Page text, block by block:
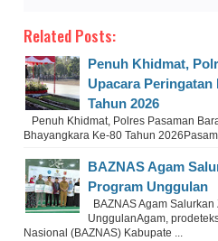
Related Posts:
Penuh Khidmat,
Upacara Peringatan
Tahun 2026
Penuh Khidmat, Polres Pasaman
Bhayangkara Ke-80 Tahun
BAZNAS Agam
Program Unggulan
BAZNAS Agam
UnggulanAgam,
Nasional (BAZNAS) Kabupate ...